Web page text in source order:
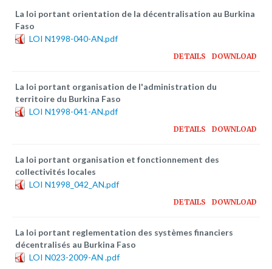
La loi portant orientation de la décentralisation au Burkina
Faso
LOI N1998-040-AN.pdf
DOWNLOAD
DETAILS
La loi portant organisation de l'administration du
territoire du Burkina Faso
LOI N1998-041-AN.pdf
DOWNLOAD
DETAILS
La loi portant organisation et fonctionnement des
collectivités locales
LOI N1998_042_AN.pdf
DOWNLOAD
DETAILS
La loi portant reglementation des systèmes financiers
décentralisés au Burkina Faso
LOI N023-2009-AN .pdf